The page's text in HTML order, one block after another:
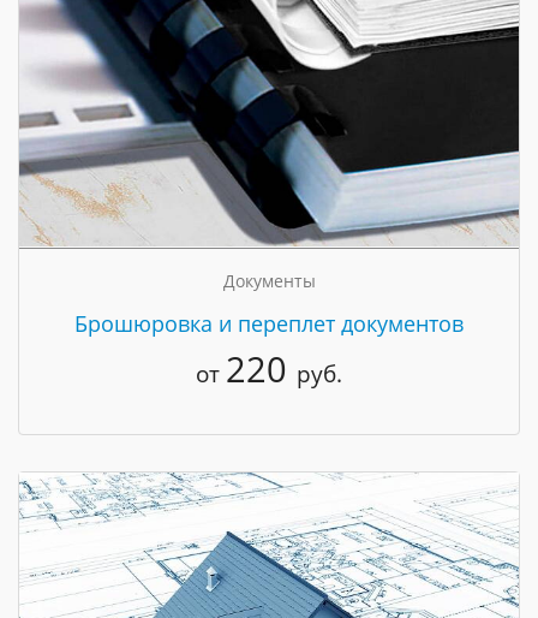
Документы
Брошюровка и переплет документов
от 220 руб.